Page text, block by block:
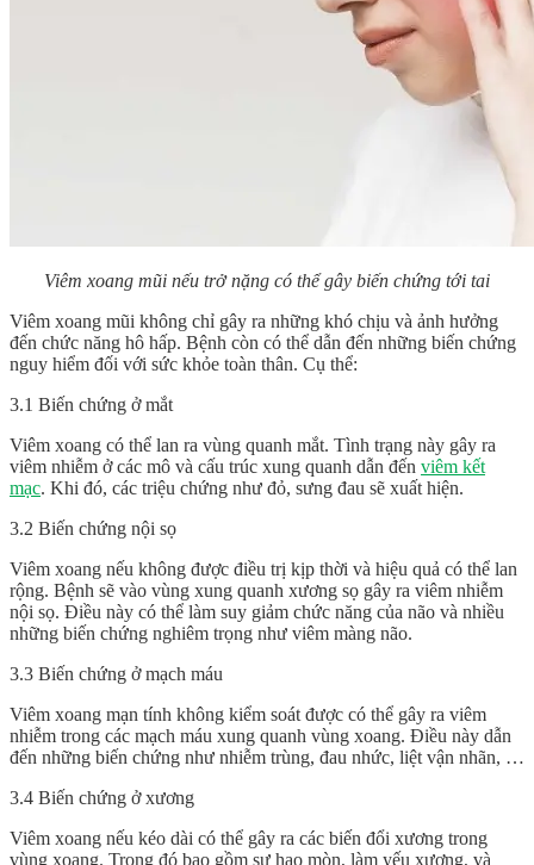
Viêm xoang mũi nếu trở nặng có thể gây biến chứng tới tai
Viêm xoang mũi không chỉ gây ra những khó chịu và ảnh hưởng
đến chức năng hô hấp. Bệnh còn có thể dẫn đến những biến chứng
nguy hiểm đối với sức khỏe toàn thân. Cụ thể:
3.1 Biến chứng ở mắt
Viêm xoang có thể lan ra vùng quanh mắt. Tình trạng này gây ra
viêm nhiễm ở các mô và cấu trúc xung quanh dẫn đến viêm kết
mạc. Khi đó, các triệu chứng như đỏ, sưng đau sẽ xuất hiện.
3.2 Biến chứng nội sọ
Viêm xoang nếu không được điều trị kịp thời và hiệu quả có thể lan
rộng. Bệnh sẽ vào vùng xung quanh xương sọ gây ra viêm nhiễm
nội sọ. Điều này có thể làm suy giảm chức năng của não và nhiều
những biến chứng nghiêm trọng như viêm màng não.
3.3 Biến chứng ở mạch máu
Viêm xoang mạn tính không kiểm soát được có thể gây ra viêm
nhiễm trong các mạch máu xung quanh vùng xoang. Điều này dẫn
đến những biến chứng như nhiễm trùng, đau nhức, liệt vận nhãn, …
3.4 Biến chứng ở xương
Viêm xoang nếu kéo dài có thể gây ra các biến đổi xương trong
vùng xoang. Trong đó bao gồm sự hao mòn, làm yếu xương, và